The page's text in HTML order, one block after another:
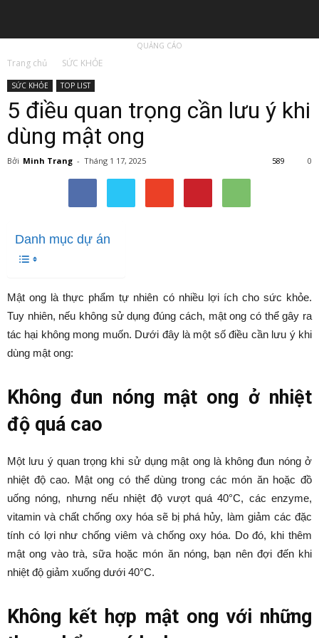
QUẢNG CÁO
Trang chủ SỨC KHỎE
SỨC KHỎE TOP LIST
5 điều quan trọng cần lưu ý khi
dùng mật ong
Bởi Minh Trang Tháng 1 17, 2025
Danh mục dự án
Mật ong là thực phẩm tự nhiên có nhiều lợi ích cho sức khỏe.